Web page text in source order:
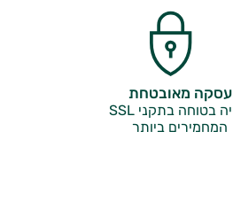
עסקה מאובטחת
קנייה בטוחה בתקני SSL
המחמירים ביותר